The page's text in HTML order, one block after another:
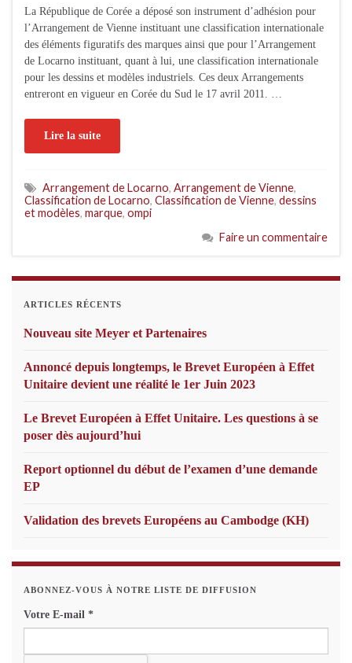
La République de Corée a déposé son instrument d’adhésion pour
l’Arrangement de Vienne instituant une classification internationale
des éléments figuratifs des marques ainsi que pour l’Arrangement
de Locarno instituant, quant à lui, une classification internationale
pour les dessins et modèles industriels. Ces deux Arrangements
entreront en vigueur en Corée du Sud le 17 avril 2011. …
Lire la suite
Arrangement de Locarno, Arrangement de Vienne,
Classification de Locarno, Classification de Vienne, dessins
et modèles, marque, ompi
Faire un commentaire
ARTICLES RÉCENTS
Nouveau site Meyer et Partenaires
Annoncé depuis longtemps, le Brevet Européen à Effet
Unitaire devient une réalité le 1er Juin 2023
Le Brevet Européen à Effet Unitaire. Les questions à se
poser dès aujourd’hui
Report optionnel du début de l’examen d’une demande
EP
Validation des brevets Européens au Cambodge (KH)
ABONNEZ-VOUS À NOTRE LISTE DE DIFFUSION
Votre E-mail *